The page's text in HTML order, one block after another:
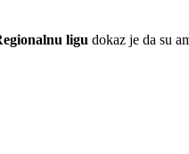
ligu dokaz je da su